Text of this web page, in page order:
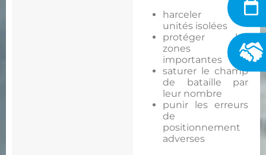
harceler les
unités isolées
protéger les
zones
importantes
saturer le champ
de bataille par
leur nombre
punir les erreurs
de
positionnement
adverses